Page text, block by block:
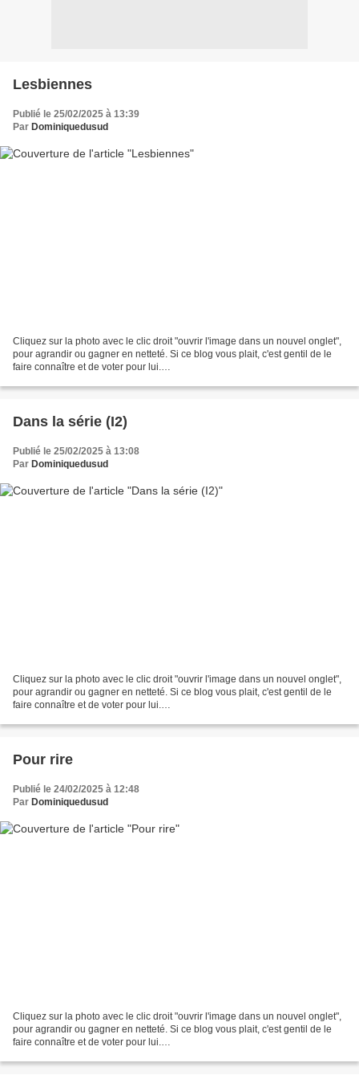
Lesbiennes
Publié le 25/02/2025 à 13:39
Par Dominiquedusud
Cliquez sur la photo avec le clic droit "ouvrir l'image dans un nouvel onglet",
pour agrandir ou gagner en netteté. Si ce blog vous plait, c'est gentil de le
faire connaître et de voter pour lui.
Dans la série (I2)
Publié le 25/02/2025 à 13:08
Par Dominiquedusud
Cliquez sur la photo avec le clic droit "ouvrir l'image dans un nouvel onglet",
pour agrandir ou gagner en netteté. Si ce blog vous plait, c'est gentil de le
faire connaître et de voter pour lui.
Pour rire
Publié le 24/02/2025 à 12:48
Par Dominiquedusud
Cliquez sur la photo avec le clic droit "ouvrir l'image dans un nouvel onglet",
pour agrandir ou gagner en netteté. Si ce blog vous plait, c'est gentil de le
faire connaître et de voter pour lui.